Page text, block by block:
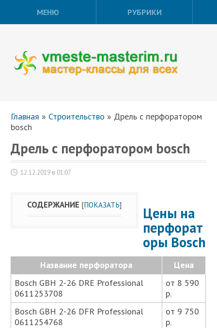
МЕНЮ РУБРИКИ
Главная » Строительство » Дрель с перфоратором
bosch
Дрель с перфоратором bosch
12.12.2019 в 01:07
СОДЕРЖАНИЕ [ПОКАЗАТЬ]
Цены на
перфорат
оры Bosch
Название перфоратора
Цена
Bosch GBH 2-26 DRE Professional
0611253708
от 8 590
р.
Bosch GBH 2-26 DFR Professional
0611254768
от 9 750
р.